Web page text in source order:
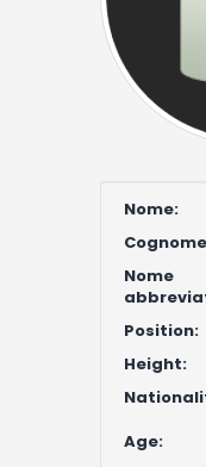
Nome:
Nome
Position:
Height:
Age: